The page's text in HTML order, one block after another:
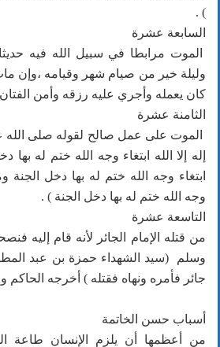
) .
السابعة عشرة
الموت مرابطا في سبيل الله فيه
وليلة خير من صيام شهر وقيامه ،وإن
كان يعمله وأجري عليه رزقه وأمن
الثامنة عشرة
الموت على عمل صالح لقوله صلى
إله إلا الله ابتغاء وجه الله ختم له
ابتغاء وجه الله ختم له بها دخل
وجه الله ختم له بها دخل الجنة ) .
التاسعة عشرة
من قتله الإمام الجائر لأنه قام إليه
وسلم (سيد الشهداء حمزة بن عبد
جائر فأمره ونهاه فقتله ) أخرجه
أسباب حسن الخاتمة
من أعظمها أن يلزم الإنسان طاعة